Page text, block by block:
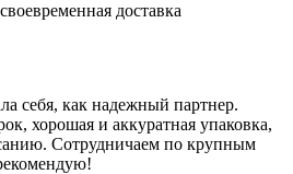
доставка
себя, как надежный партнер.
хорошая и аккуратная упаковка,
Сотрудничаем по крупным